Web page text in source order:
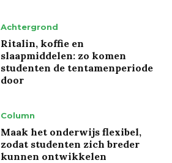
Achtergrond
Ritalin, koffie en
slaapmiddelen: zo komen
studenten de tentamenperiode
door
Column
Maak het onderwijs flexibel,
zodat studenten zich breder
kunnen ontwikkelen